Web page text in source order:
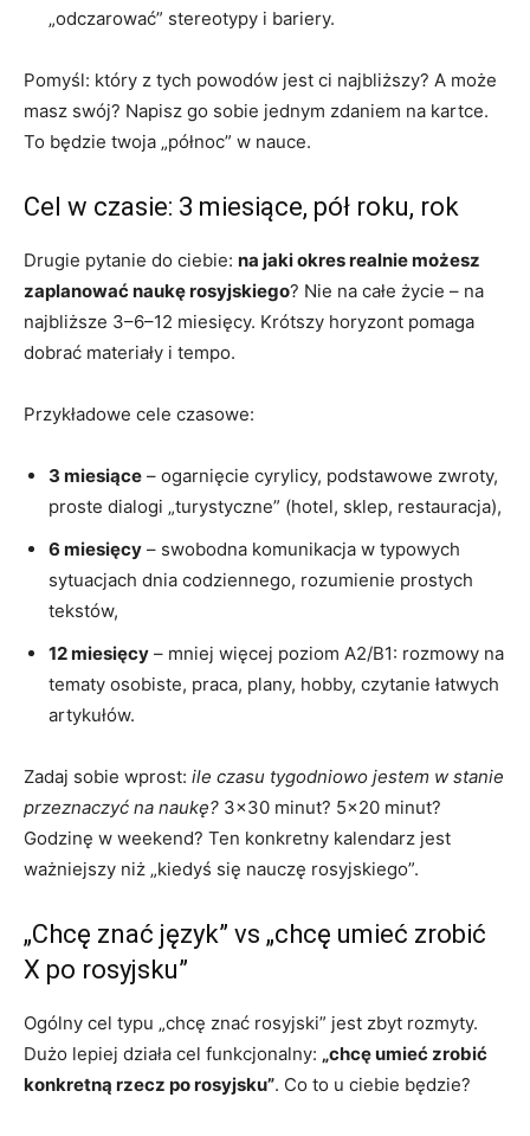
„odczarować” stereotypy i bariery.
Pomyśl: który z tych powodów jest ci najbliższy? A może
masz swój? Napisz go sobie jednym zdaniem na kartce.
To będzie twoja „północ” w nauce.
Cel w czasie: 3 miesiące, pół roku, rok
Drugie pytanie do ciebie: na jaki okres realnie możesz
zaplanować naukę rosyjskiego? Nie na całe życie – na
najbliższe 3–6–12 miesięcy. Krótszy horyzont pomaga
dobrać materiały i tempo.
Przykładowe cele czasowe:
3 miesiące – ogarnięcie cyrylicy, podstawowe zwroty,
proste dialogi „turystyczne” (hotel, sklep, restauracja),
6 miesięcy – swobodna komunikacja w typowych
sytuacjach dnia codziennego, rozumienie prostych
tekstów,
12 miesięcy – mniej więcej poziom A2/B1: rozmowy na
tematy osobiste, praca, plany, hobby, czytanie łatwych
artykułów.
Zadaj sobie wprost: ile czasu tygodniowo jestem w stanie
przeznaczyć na naukę? 3×30 minut? 5×20 minut?
Godzinę w weekend? Ten konkretny kalendarz jest
ważniejszy niż „kiedyś się nauczę rosyjskiego”.
„Chcę znać język” vs „chcę umieć zrobić
X po rosyjsku”
Ogólny cel typu „chcę znać rosyjski” jest zbyt rozmyty.
Dużo lepiej działa cel funkcjonalny: „chcę umieć zrobić
konkretną rzecz po rosyjsku”. Co to u ciebie będzie?